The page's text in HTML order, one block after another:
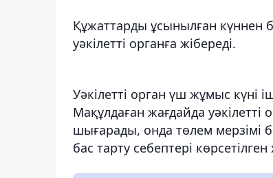
Құжаттарды ұсынылған күннен
уәкілетті органға жібереді.
Уәкілетті орган үш жұмыс күні
Мақұлдаған жағдайда
шығарады, онда төлем мерзімі
бас тарту себептері көрсетілген